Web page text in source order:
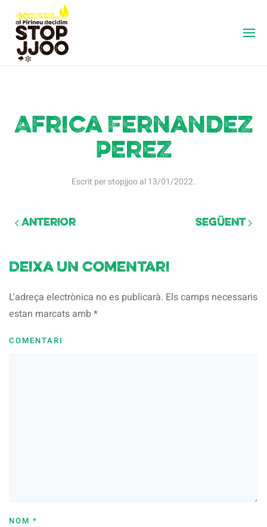
Africa Fernandez
Perez
Escrit perstopjjooal13/01/2022.
Anterior Següent
Deixa un comentari
L'adreça electrònica no es publicarà. Els camps necessaris
estan marcats amb*
COMENTARI
NOM *